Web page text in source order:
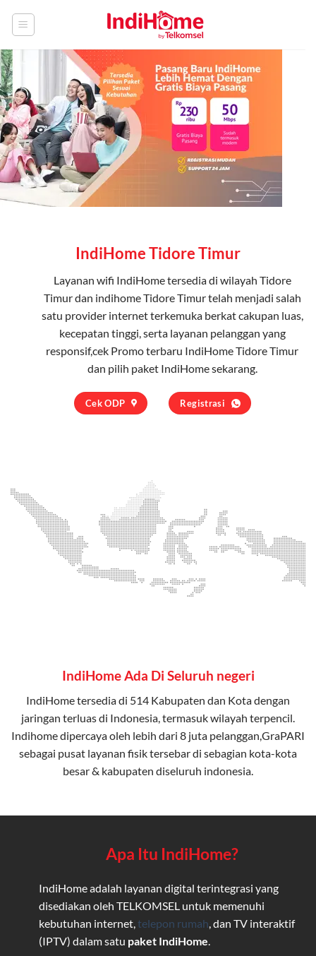
IndiHome Tidore Timur
Layanan wifi IndiHometersedia di wilayah Tidore
Timur dan indihome Tidore Timur telah menjadi salah
satu provider internet terkemuka berkat cakupan luas,
kecepatan tinggi, serta layanan pelanggan yang
responsif,cek Promo terbaru IndiHome Tidore Timur
dan pilih paket IndiHomesekarang.
Cek ODP Registrasi
IndiHome Ada Di Seluruh negeri
IndiHome tersedia di 514 Kabupaten dan Kota dengan
jaringan terluas di Indonesia, termasuk wilayah terpencil.
Indihome dipercaya oleh lebih dari 8 juta pelanggan,GraPARI
sebagai pusat layanan fisik tersebar di sebagian kota-kota
besar & kabupaten diseluruh indonesia.
Apa Itu IndiHome?
IndiHome adalah layanan digital terintegrasi yang
disediakan oleh TELKOMSEL untuk memenuhi
kebutuhan internet, telepon rumah , dan TV interaktif
(IPTV) dalam satu paket IndiHome